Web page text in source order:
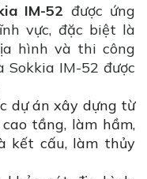
IM-52 được ứng
vực, đặc biệt là
hình và thi công
Sokkia IM-52 được
dự án xây dựng từ
tầng, làm hầm,
kết cấu, làm thủy